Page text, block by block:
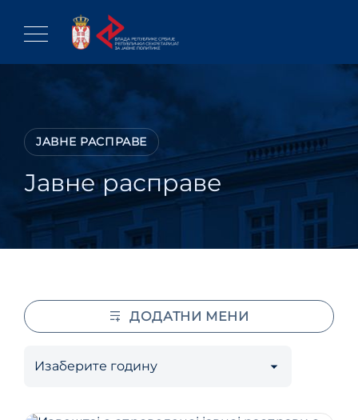
content
JAВНЕ РАСПРАВЕ
Јавне расправе
ДОДАТНИ МЕНИ